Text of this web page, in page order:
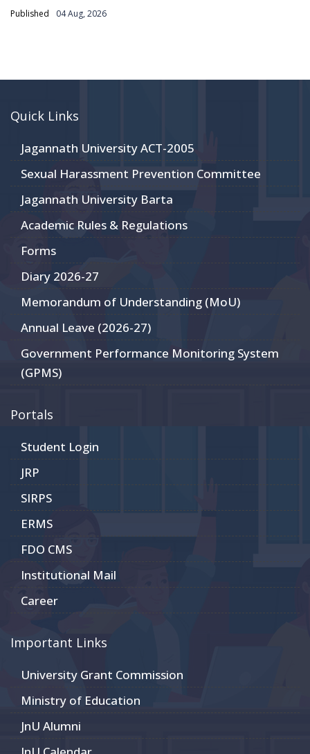
Published 04 Aug, 2026
Quick Links
Jagannath University ACT-2005
Sexual Harassment Prevention Committee
Jagannath University Barta
Academic Rules & Regulations
Forms
Diary 2026-27
Memorandum of Understanding (MoU)
Annual Leave (2026-27)
Government Performance Monitoring System
(GPMS)
Portals
Student Login
JRP
SIRPS
ERMS
FDO CMS
Institutional Mail
Career
Important Links
University Grant Commission
Ministry of Education
JnU Alumni